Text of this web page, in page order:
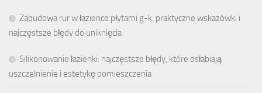
Zabudowa rur w łazience płytami g-k: praktyczne wskazówki i
najczęstsze błędy do uniknięcia
Silikonowanie łazienki: najczęstsze błędy, które osłabiają
uszczelnienie i estetykę pomieszczenia